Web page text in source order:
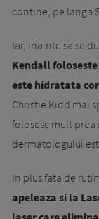
contine, pe langa
Iar, inainte sa se
Kendall foloseste
este hidratata
Christie Kidd mai
folosesc mult prea
dermatologului
In plus fata de
apeleaza si la